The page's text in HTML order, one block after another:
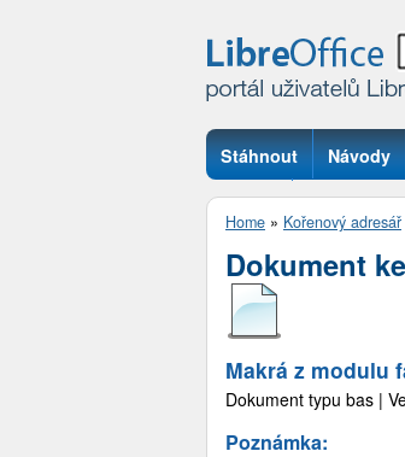
Stáhnout Návody
Otázky
Home » Kořenový adresář
Dokument
Makrá z modulu
Dokument typu bas |
Poznámka: